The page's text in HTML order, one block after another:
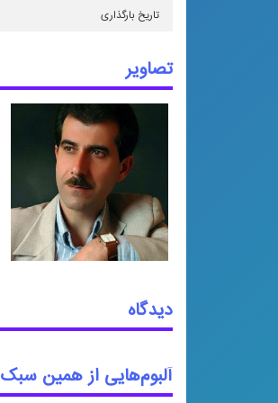
تاریخ بارگذاری
تصاویر
دیدگاه
آلبوم‌هایی از همین سبک